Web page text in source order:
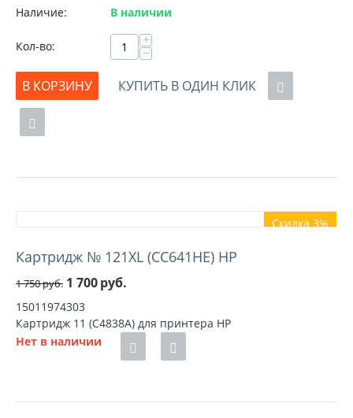
Наличие:
В наличии
Кол-во: +
−
В КОРЗИНУ
КУПИТЬ В ОДИН КЛИК
Скидка 3%
Картридж № 121XL (CC641HE) HP
1 750руб. 1 700руб.
15011974303
Картридж 11 (C4838A) для принтера HP
Нет в наличии